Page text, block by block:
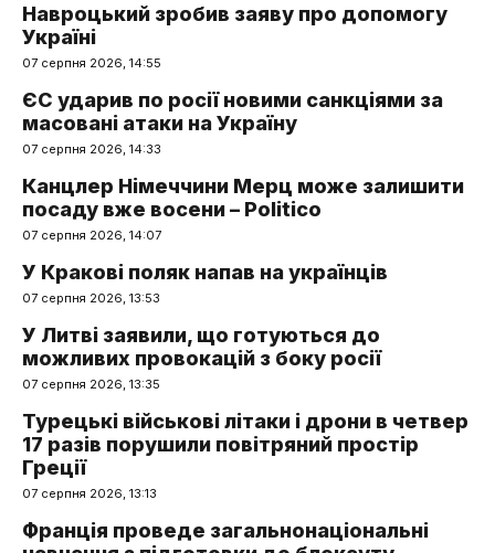
Навроцький зробив заяву про допомогу
Україні
07 серпня 2026, 14:55
ЄС ударив по росії новими санкціями за
масовані атаки на Україну
07 серпня 2026, 14:33
Канцлер Німеччини Мерц може залишити
посаду вже восени – Politico
07 серпня 2026, 14:07
У Кракові поляк напав на українців
07 серпня 2026, 13:53
У Литві заявили, що готуються до
можливих провокацій з боку росії
07 серпня 2026, 13:35
Турецькі військові літаки і дрони в четвер
17 разів порушили повітряний простір
Греції
07 серпня 2026, 13:13
Франція проведе загальнонаціональні